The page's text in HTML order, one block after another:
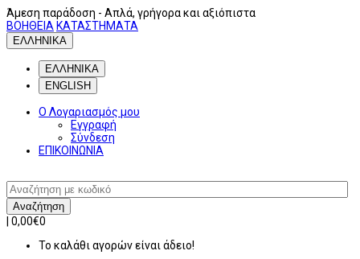
Άμεση παράδοση - Απλά, γρήγορα και αξιόπιστα
ΒΟΗΘΕΙΑ ΚΑΤΑΣΤΗΜΑΤΑ
ΕΛΛΗΝΙΚΑ
ΕΛΛΗΝΙΚΑ
ENGLISH
Ο Λογαριασμός μου
Εγγραφή
Σύνδεση
ΕΠΙΚΟΙΝΩΝΙΑ
Αναζήτηση
0,00€0
Το καλάθι αγορών είναι άδειο!